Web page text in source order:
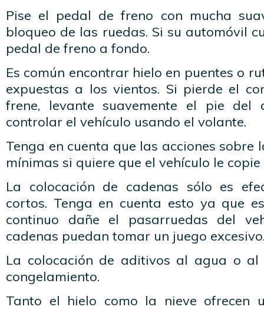
Pise el pedal de freno con mucha
bloqueo de las ruedas. Si su automóvil
pedal de freno a fondo.
Es común encontrar hielo en puentes o
expuestas a los vientos. Si pierde el
frene, levante suavemente el pie del
controlar el vehículo usando el volante.
Tenga en cuenta que las acciones sobre
mínimas si quiere que el vehículo le
La colocación de cadenas sólo es
cortos. Tenga en cuenta esto ya que
continuo dañe el pasarruedas del
cadenas puedan tomar un juego
La colocación de aditivos al agua o al
congelamiento.
Tanto el hielo como la nieve ofrecen